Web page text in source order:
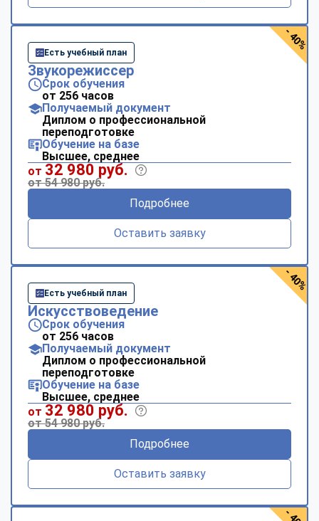
Есть учебный план
Звукорежиссер
Срок обучения
от 256 часов
Получаемый документ
Диплом о профессиональной
переподготовке
Обучение на базе
Высшее, среднее
от 32 980 руб.
от 54 980 руб.
Подробнее
Оставить заявку
- 40%
Есть учебный план
Искусствоведение
Срок обучения
от 256 часов
Получаемый документ
Диплом о профессиональной
переподготовке
Обучение на базе
Высшее, среднее
от 32 980 руб.
от 54 980 руб.
Подробнее
Оставить заявку
- 40%